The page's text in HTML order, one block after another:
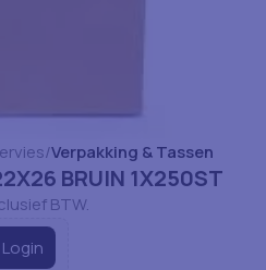
Verpakking & Tassen
BRUIN 1X250ST
BTW.
Login